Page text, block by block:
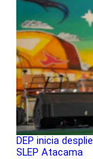
DEP inicia
SLEP Atacama